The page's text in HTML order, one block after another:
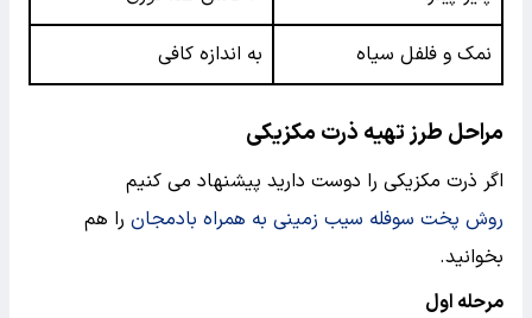
نمک و فلفل سیاه به اندازه کافی
مراحل طرز تهیه ذرت مکزیکی
اگر ذرت مکزیکی را دوست دارید پیشنهاد می کنیم
روش پخت سوفله سیب زمینی به همراه بادمجان را هم
بخوانید.
مرحله اول